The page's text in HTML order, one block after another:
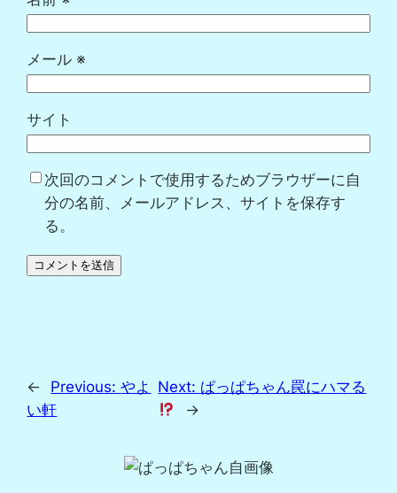
メール ※
サイト
次回のコメントで使用するためブラウザーに自
分の名前、メールアドレス、サイトを保存す
る。
← Previous:やよ
い軒
Next: ぱっぱちゃん罠にハマる
→